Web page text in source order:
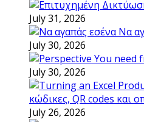
July 31, 2026
Να
July 30, 2026
You need
July 30, 2026
κώδικες, QR codes και
July 26, 2026